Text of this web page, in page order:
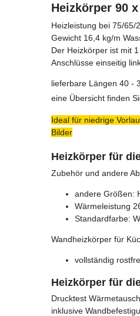
Heizkörper 90
Heizleistung bei 75/65/
Gewicht 16,4 kg/m
Der Heizkörper ist mit
Anschlüsse einseitig
lieferbare Längen 40 -
eine Übersicht finden
Ideal für niedrige
Bilder
Heizkörper für
Zubehör und andere
andere Größen:
Wärmeleistung
Standardfarbe:
Wandheizkörper für
vollständig
Heizkörper für
Drucktest
inklusive